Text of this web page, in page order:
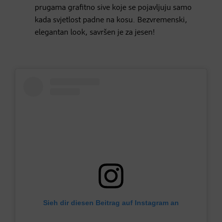
prugama grafitno sive koje se pojavljuju samo
kada svjetlost padne na kosu. Bezvremenski,
elegantan look, savršen je za jesen!
Sieh dir diesen Beitrag auf Instagram an